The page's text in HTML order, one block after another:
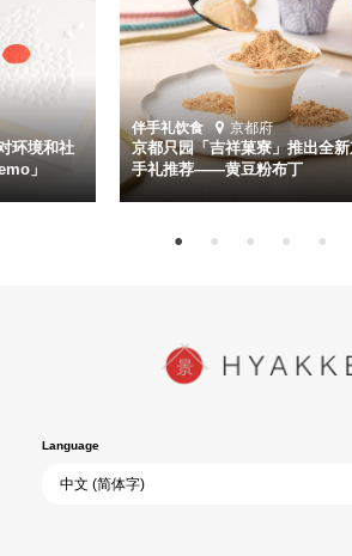
环境和社
」
伴手礼饮食 京都府
京都只园「吉祥菓寮」推出全
手礼推荐——黄豆粉布丁
Language